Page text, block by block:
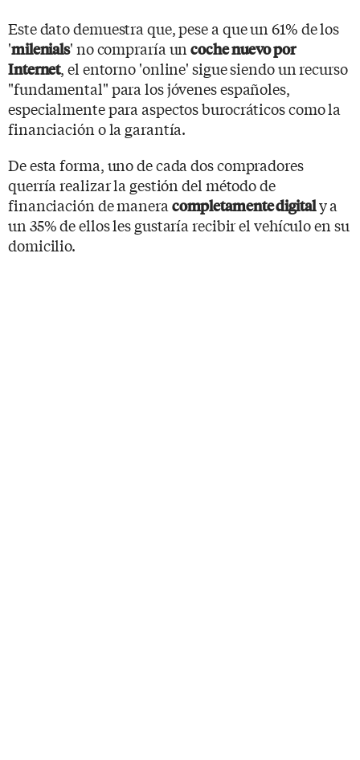
Este dato demuestra que, pese a que un 61% de los
'milenials' no compraría uncoche nuevo por
Internet, el entorno 'online' sigue siendo un recurso
"fundamental" para los jóvenes españoles,
especialmente para aspectos burocráticos como la
financiación o la garantía.
De esta forma, uno de cada dos compradores
querría realizar la gestión del método de
financiación de manera completamente digitaly a
un 35% de ellos les gustaría recibir el vehículo en su
domicilio.